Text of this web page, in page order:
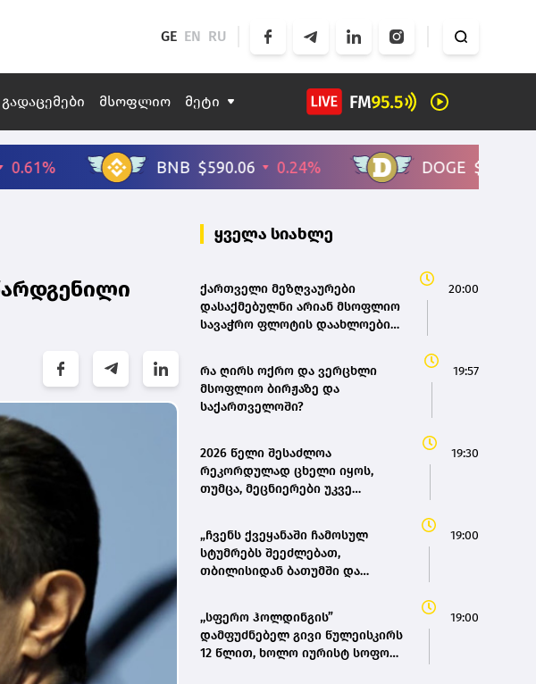
GE EN RU
გადაცემები მსოფლიო მეტი
ყველა სიახლე
ქართველი მეზღვაურები
დასაქმებულნი არიან მსოფლიო
სავაჭრო ფლოტის დაახლოებით
20:00
რა ღირს ოქრო და ვერცხლი
მსოფლიო ბირჟაზე და
საქართველოში?
19:57
2026 წელი შესაძლოა
რეკორდულად ცხელი იყოს,
თუმცა, მეცნიერები უკვე
19:30
„ჩვენს ქვეყანაში ჩამოსულ
სტუმრებს შეეძლებათ,
თბილისიდან ბათუმში და
შეუწყობს შიდა ტურიზმს,
საერთაშორისო ტურიზმს, ასევე
შიდა მობილობის გაუმჯობესებას
19:00
,,სფერო ჰოლდინგის”
დამფუძნებელ გივი წულეისკირს
12 წლით, ხოლო იურისტ სოფო
19:00